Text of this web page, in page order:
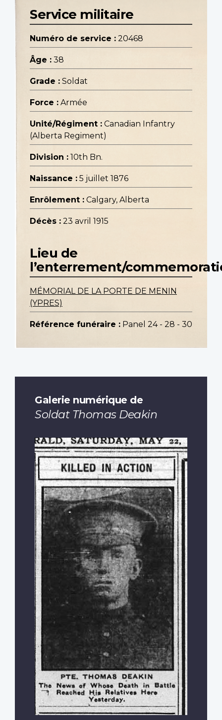
Service militaire
Numéro de service : 20468
Âge : 38
Grade : Soldat
Force : Armée
Unité/Régiment : Canadian Infantry
(Alberta Regiment)
Division : 10th Bn.
Naissance : 5 juillet 1876
Enrôlement : Calgary, Alberta
Décès : 23 avril 1915
Lieu de
l’enterrement/
MÉMORIAL DE LA PORTE DE MENIN
(YPRES)
Référence funéraire : Panel 24 - 28 - 30
Galerie numérique de
Soldat Thomas Deakin